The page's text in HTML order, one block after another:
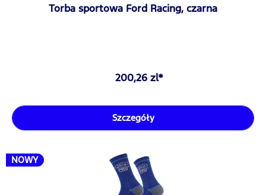
Torba sportowa Ford Racing, czarna
200,26 zl*
Szczegóły
NOWY